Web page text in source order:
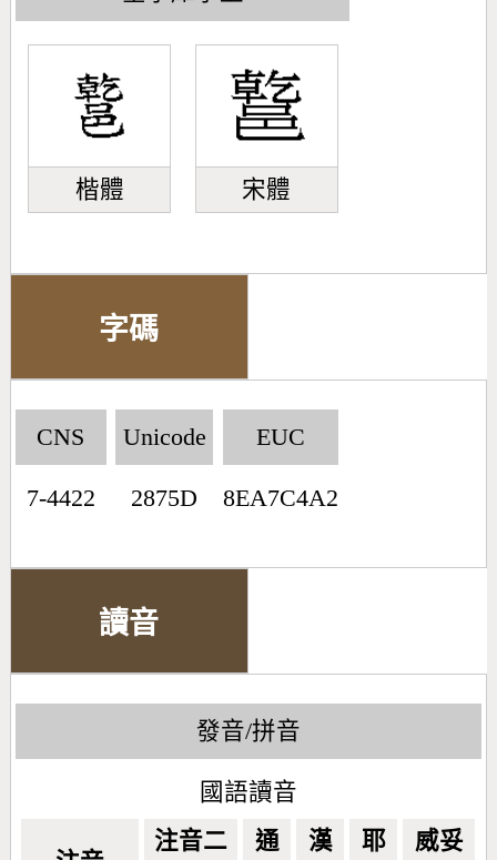
楷體 宋體
字碼
CNS
7-4422
Unicode
2875D
EUC
8EA7C4A2
讀音
發音/拼音
國語讀音
注音二 通 漢 耶 威妥